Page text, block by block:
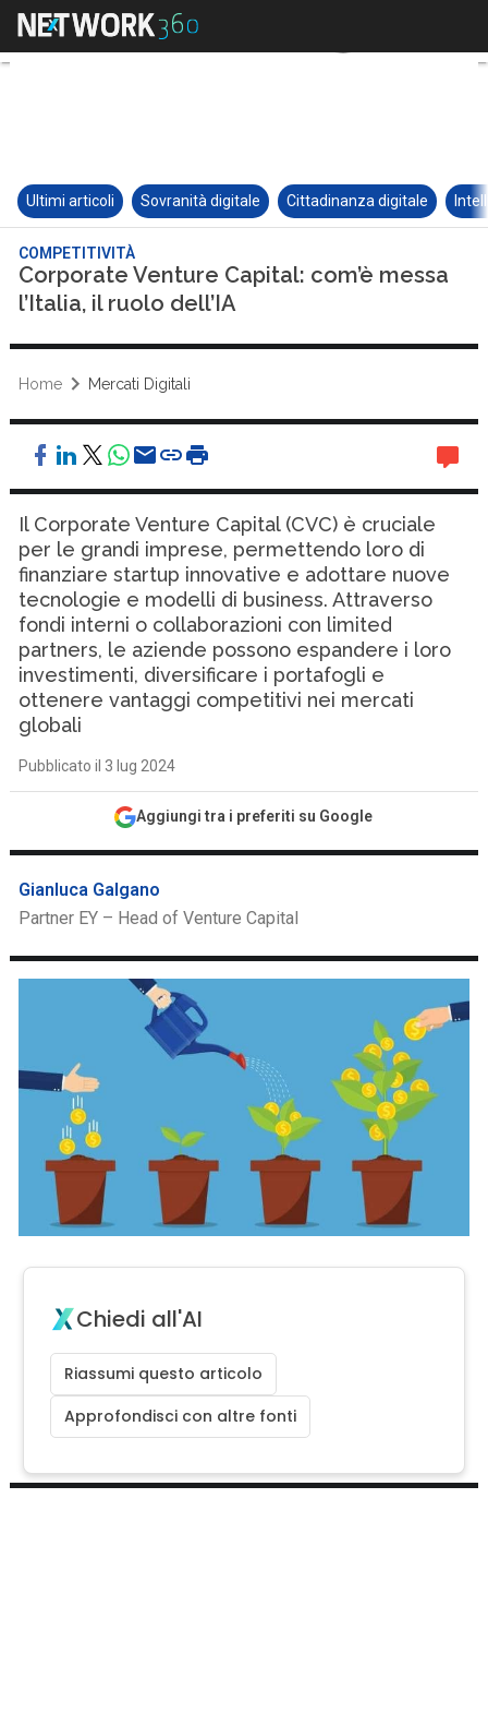
Ultimi articoli Sovranità digitale Cittadinanza digitale
COMPETITIVITÀ
Corporate Venture Capital: com’è messa
l’Italia, il ruolo dell’IA
Home Mercati Digitali
Il Corporate Venture Capital (CVC) è cruciale
per le grandi imprese, permettendo loro di
finanziare startup innovative e adottare nuove
tecnologie e modelli di business. Attraverso
fondi interni o collaborazioni con limited
partners, le aziende possono espandere i loro
investimenti, diversificare i portafogli e
ottenere vantaggi competitivi nei mercati
globali
Pubblicato il 3 lug 2024
Aggiungi tra i preferiti su Google
Gianluca Galgano
Partner EY – Head of Venture Capital
Chiedi all'AI
Riassumi questo articolo
Approfondisci con altre fonti